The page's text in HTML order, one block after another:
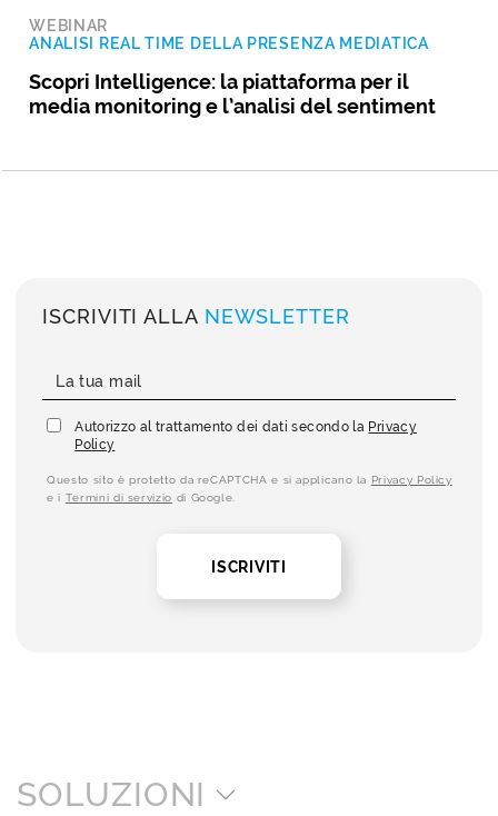
WEBINAR
ANALISI REAL TIME DELLA PRESENZA MEDIATICA
Scopri Intelligence: la piattaforma per il
media monitoring e l’analisi del sentiment
ISCRIVITI ALLA NEWSLETTER
Autorizzo al trattamento dei dati secondo la Privacy
Policy
Questo sito è protetto da reCAPTCHA e si applicano la Privacy Policy
e i Termini di servizio di Google.
ISCRIVITI
SOLUZIONI